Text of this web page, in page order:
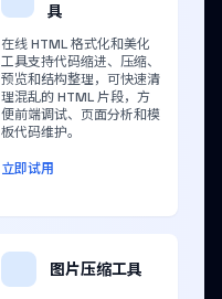
具
在线 HTML 格式化和美化
工具支持代码缩进、压缩、
预览和结构整理，可快速清
理混乱的 HTML 片段，方
便前端调试、页面分析和模
板代码维护。
立即试用
图片压缩工具